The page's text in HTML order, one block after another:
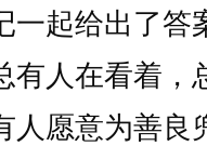
一起给出了答
有人在看着，
人愿意为善良